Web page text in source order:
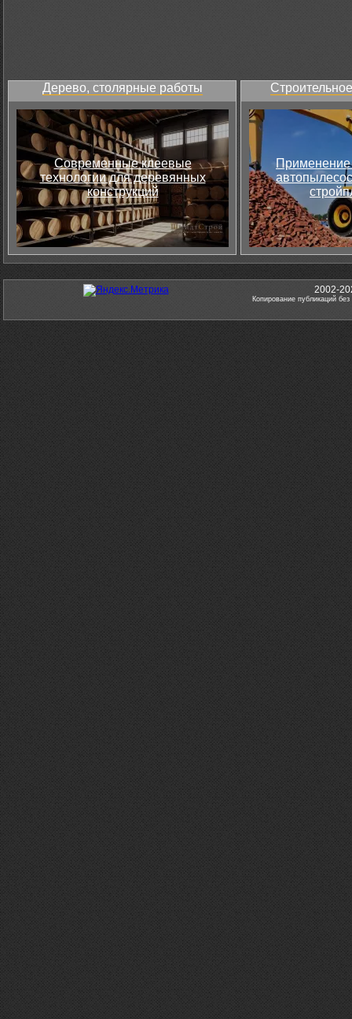
Дерево, столярные работы
Современные клеевые
технологии для деревянных
конструкций
Применение
2002-
Копирование публикаций